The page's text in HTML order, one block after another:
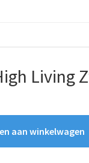
Living
aan winkelwagen